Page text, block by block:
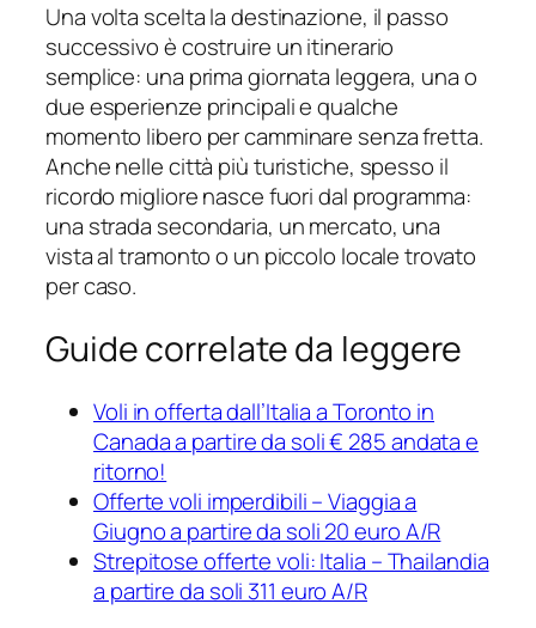
Una volta scelta la destinazione, il passo
successivo è costruire un itinerario
semplice: una prima giornata leggera, una o
due esperienze principali e qualche
momento libero per camminare senza fretta.
Anche nelle città più turistiche, spesso il
ricordo migliore nasce fuori dal programma:
una strada secondaria, un mercato, una
vista al tramonto o un piccolo locale trovato
per caso.
Guide correlate da leggere
Voli in offerta dall’Italia a Toronto in
Canada a partire da soli € 285 andata e
ritorno!
Offerte voli imperdibili – Viaggia a
Giugno a partire da soli 20 euro A/R
Strepitose offerte voli: Italia – Thailandia
a partire da soli 311 euro A/R